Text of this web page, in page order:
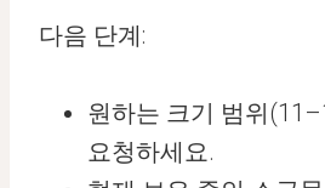
다음 단계:
원하는 크기 범위
요청하세요.